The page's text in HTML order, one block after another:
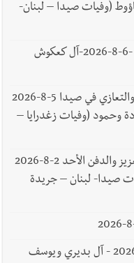
(وفيات صيدا – لبنان-
وفاة الحاجة رقية محمد حمودة -الدفن -6-8-2026-آل كعكوش
وفاة مصطفى محمد موسى 3-8-2026 والتعازي في صيدا 5-8-2026
وحمود (وفيات زغدرايا –
وفاة الشاب موسى محمد خلف عبد العزيز والدفن الأحد 2-8-2026
صيدا- لبنان – جريدة
وفاة بدرية يوسف بديري -الدفن 1-8-2026 - آل بديري ويوسف